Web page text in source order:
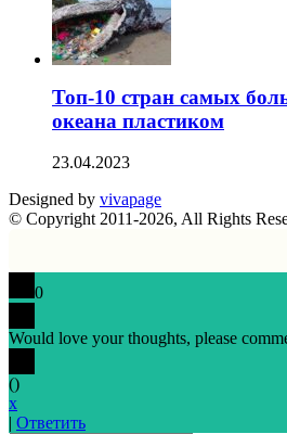
Топ-10 стран самых
океана пластиком
23.04.2023
Designed by vivapage
© Copyright 2011-2026, All Rights
0
Would love your thoughts, please
()
x
Ответить